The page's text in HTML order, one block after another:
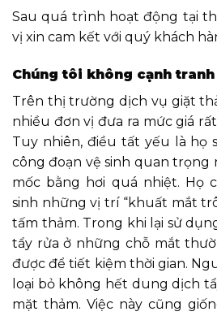
Sau quá trình hoạt động tại
vị xin cam kết với quý khách
Chúng tôi không cạnh
Trên thị trường dịch vụ giặt
nhiều đơn vị đưa ra mức giá
Tuy nhiên, điều tất yếu là họ
công đoạn vệ sinh quan trọng
mốc bằng hơi quá nhiệt. Họ
sinh những vị trí “khuất mắt
tấm thảm. Trong khi lại sử
tẩy rửa ở những chỗ mắt
được để tiết kiệm thời gian.
loại bỏ không hết dung dịch
mặt thảm. Việc này cũng